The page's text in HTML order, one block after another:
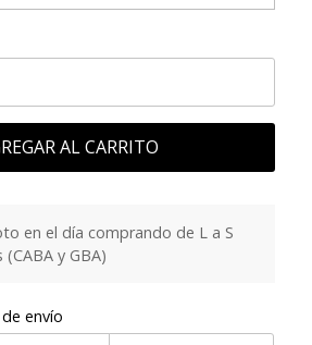
AL CARRITO
en el día comprando de L a S
y GBA)
envío